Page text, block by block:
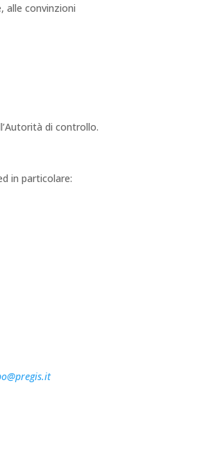
alle convinzioni
di controllo.
in particolare: